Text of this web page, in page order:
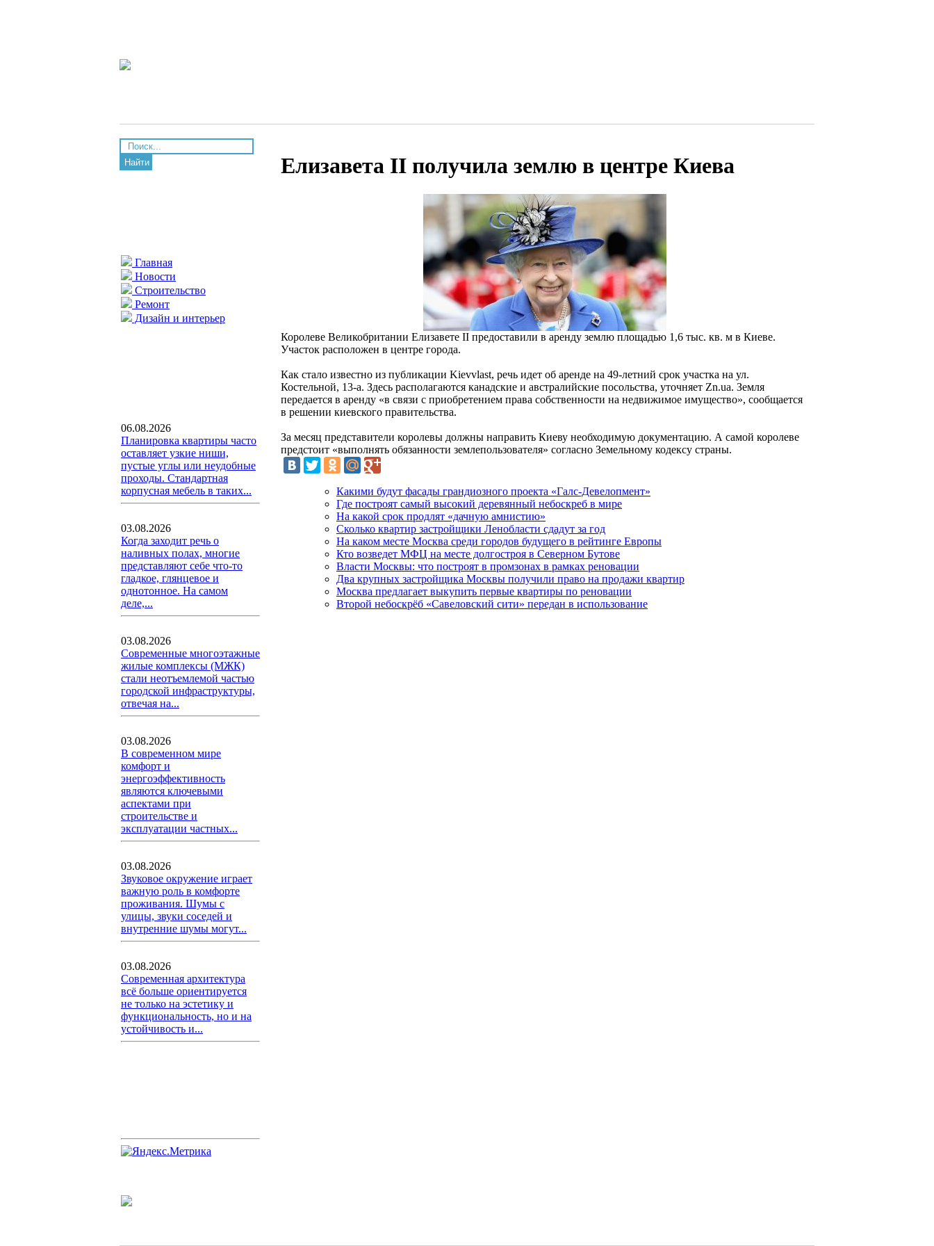
Найти
Главная
Новости
Строительство
Ремонт
Дизайн и интерьер
06.08.2026
Планировка квартиры часто
оставляет узкие ниши,
пустые углы или неудобные
проходы. Стандартная
корпусная мебель в таких...
03.08.2026
Когда заходит речь о
наливных полах, многие
представляют себе что-то
гладкое, глянцевое и
однотонное. На самом
деле,...
03.08.2026
Современные многоэтажные
жилые комплексы (МЖК)
стали неотъемлемой частью
городской инфраструктуры,
отвечая на...
03.08.2026
В современном мире
комфорт и
энергоэффективность
являются ключевыми
аспектами при
строительстве и
эксплуатации частных...
03.08.2026
Звуковое окружение играет
важную роль в комфорте
проживания. Шумы с
улицы, звуки соседей и
внутренние шумы могут...
03.08.2026
Современная архитектура
всё больше ориентируется
не только на эстетику и
функциональность, но и на
устойчивость и...
Елизавета II получила землю в центре Киева
Королеве Великобритании Елизавете II предоставили в аренду землю площадью 1,6 тыс. кв. м в Киеве.
Участок расположен в центре города.
Как стало известно из публикации Kievvlast, речь идет об аренде на 49-летний срок участка на ул.
Костельной, 13-а. Здесь располагаются канадские и австралийские посольства, уточняет Zn.ua. Земля
передается в аренду «в связи с приобретением права собственности на недвижимое имущество», сообщается
в решении киевского правительства.
За месяц представители королевы должны направить Киеву необходимую документацию. А самой королеве
предстоит «выполнять обязанности землепользователя» согласно Земельному кодексу страны.
Какими будут фасады грандиозного проекта «Галс-Девелопмент»
Где построят самый высокий деревянный небоскреб в мире
На какой срок продлят «дачную амнистию»
Сколько квартир застройщики Ленобласти сдадут за год
На каком месте Москва среди городов будущего в рейтинге Европы
Кто возведет МФЦ на месте долгостроя в Северном Бутове
Власти Москвы: что построят в промзонах в рамках реновации
Два крупных застройщика Москвы получили право на продажи квартир
Москва предлагает выкупить первые квартиры по реновации
Второй небоскрёб «Савеловский сити» передан в использование